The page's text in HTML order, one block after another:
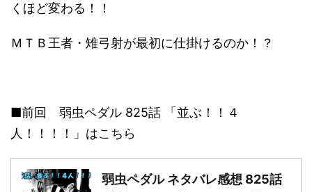
くほど変わる！！
ＭＴＢ王者・雉弓射が最初に仕掛けるのか！？
■前回 弱虫ペダル 825話 「並ぶ！！４
人！！！！」はこちら
弱虫ペダル ネタバレ感想 825話